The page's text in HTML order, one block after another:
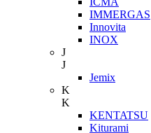
IMMERGAS
Innovita
INOX
J
J
Jemix
K
K
KENTATSU
Kiturami